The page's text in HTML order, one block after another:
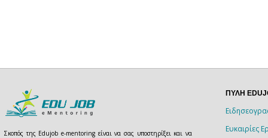
Σκοπός της Edujob e-mentoring είναι να σας υποστηρίξει και να
ΠΥΛΗ
Ευκαιρίες